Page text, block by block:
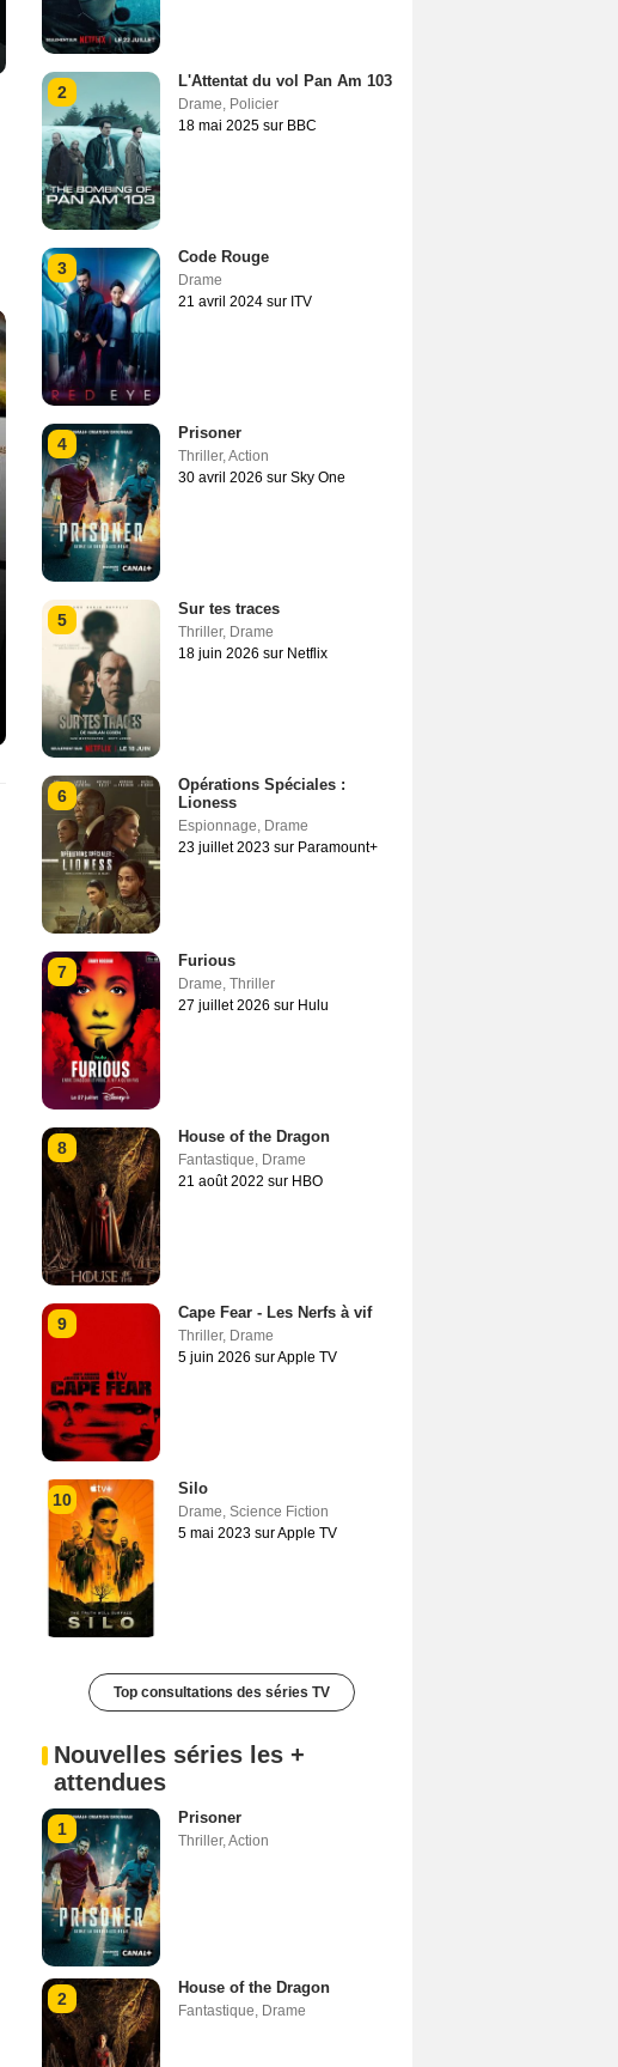
2
L'Attentat du vol Pan Am 103
Drame, Policier
18 mai 2025 sur BBC
3
Code Rouge
Drame
21 avril 2024 sur ITV
4
Prisoner
Thriller,Action
30 avril 2026 sur Sky One
5
Sur tes traces
Thriller, Drame
18 juin 2026 sur Netflix
6
Opérations Spéciales :
Lioness
Espionnage, Drame
23 juillet 2023 sur Paramount+
7
Furious
Drame, Thriller
27 juillet 2026 sur Hulu
8
House of the Dragon
Fantastique, Drame
21 août 2022 sur HBO
9
Cape Fear - Les Nerfs à vif
Thriller, Drame
5 juin 2026 sur Apple TV
10
Silo
Drame, Science Fiction
5 mai 2023 sur Apple TV
Top consultations des séries TV
Nouvelles séries les +
attendues
1
Prisoner
Thriller,Action
2
House of the Dragon
Fantastique, Drame